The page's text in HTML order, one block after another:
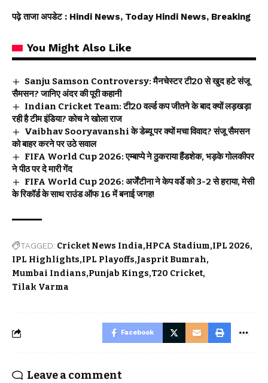
पढ़े ताजा अपडेट : Hindi News, Today Hindi News, Breaking
You Might Also Like
Sanju Samson Controversy: मैनचेस्टर टी20 से खुद हटे संजू
सैमसन? जानिए अंदर की पूरी कहानी
Indian Cricket Team: टी20 वर्ल्ड कप जीतने के बाद क्यों लड़खड़ा
रही है टीम इंडिया? कोच ने खोला राज
Vaibhav Sooryavanshi के डेब्यू पर क्यों मचा विवाद? संजू सैमसन
को बाहर करने पर उठे सवाल
FIFA World Cup 2026: एम्बाप्पे ने ठुकराया हैंडशेक, भड़के गोलकीपर
ने पीठ पर दे मारी गेंद
FIFA World Cup 2026: अर्जेंटीना ने केप वर्डे को 3-2 से हराया, मेसी
के रिकॉर्ड के साथ राउंड ऑफ 16 में बनाई जगह!
TAGGED: Cricket News India HPCA Stadium IPL 2026
IPL Highlights IPL Playoffs Jasprit Bumrah
Mumbai Indians Punjab Kings T20 Cricket
Tilak Varma
Facebook
Leave a comment